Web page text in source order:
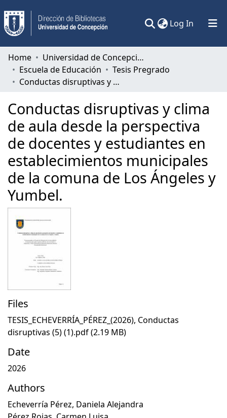
Log In (current)
Communities & Collections
All of DSpace
Home
Universidad de Concepción
Escuela de Educación
Tesis Pregrado
Conductas disruptivas y clima de aula desde la perspectiva de docentes y estudiantes en establecimientos municipales de la comuna de Los Ángeles y Yumbel.
Conductas disruptivas y clima
de aula desde la perspectiva
de docentes y estudiantes en
establecimientos municipales
de la comuna de Los Ángeles y
Yumbel.
Files
TESIS_ECHEVERRÍA_PÉREZ_(2026), Conductas
disruptivas (5) (1).pdf(2.19 MB)
Date
2026
Authors
Echeverría Pérez, Daniela Alejandra